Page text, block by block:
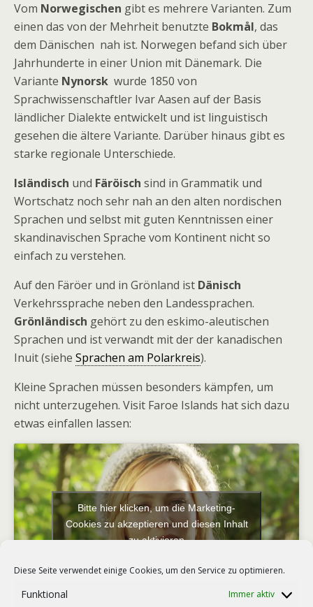
Diese Seite verwendet einige Cookies, um den Service zu optimieren.
Funktional Immer aktiv
Vom Norwegischen gibt es mehrere Varianten. Zum
einen das von der Mehrheit benutzte Bokmål, das
dem Dänischen nah ist. Norwegen befand sich über
Jahrhunderte in einer Union mit Dänemark. Die
Variante Nynorsk wurde 1850 von
Sprachwissenschaftler Ivar Aasen auf der Basis
ländlicher Dialekte entwickelt und ist linguistisch
gesehen die ältere Variante. Darüber hinaus gibt es
starke regionale Unterschiede.
Isländisch und Färöisch sind in Grammatik und
Wortschatz noch sehr nah an den alten nordischen
Sprachen und selbst mit guten Kenntnissen einer
skandinavischen Sprache vom Kontinent nicht so
einfach zu verstehen.
Auf den Färöer und in Grönland ist Dänisch
Verkehrssprache neben den Landessprachen.
Grönländisch gehört zu den eskimo-aleutischen
Sprachen und ist verwandt mit der der kanadischen
Inuit (siehe Sprachen am Polarkreis).
Kleine Sprachen müssen besonders kämpfen, um
nicht unterzugehen. Visit Faroe Islands hat sich dazu
etwas einfallen lassen:
Bitte hier klicken, um die Marketing-
Cookies zu akzeptieren und diesen Inhalt
zu aktivieren